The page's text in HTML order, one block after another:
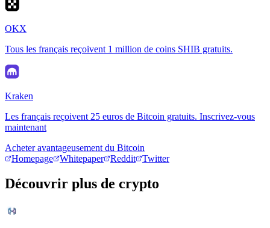
OKX
Tous les français reçoivent 1 million de coins SHIB gratuits.
Kraken
Les français reçoivent 25 euros de Bitcoin gratuits. Inscrivez-vous
maintenant
Acheter avantageusement du Bitcoin
Homepage
Whitepaper Reddit Twitter
Découvrir plus de crypto